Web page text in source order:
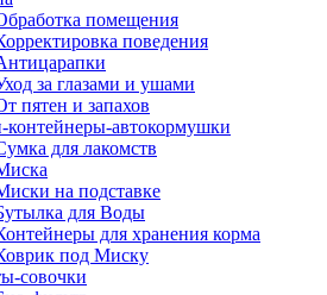
помещения
поведения
за глазами и ушами
пятен и запахов
автокормушки
для лакомств
на подставке
для Воды
для хранения корма
под Миску
совочки